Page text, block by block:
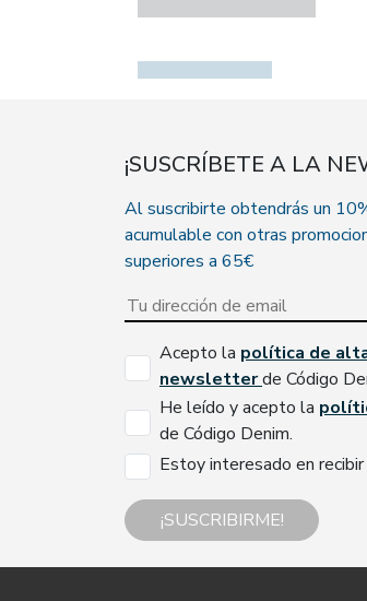
¡SUSCRÍBETE A LA
Al suscribirte obtendrás un
acumulable con otras
superiores a 65€
Acepto la política de
newsletterde Código
He leído y acepto la
de Código Denim.
Estoy interesado en recibir
¡SUSCRIBIRME!